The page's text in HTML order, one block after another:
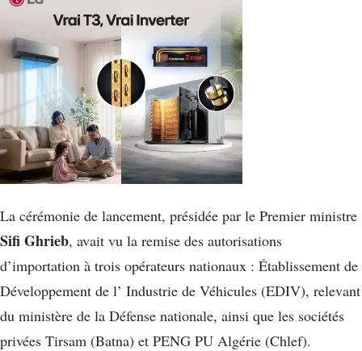
La cérémonie de lancement, présidée par le Premier ministre
Sifi Ghrieb, avait vu la remise des autorisations
d’importation à trois opérateurs nationaux : Établissement de
Développement de l’ Industrie de Véhicules (EDIV), relevant
du ministère de la Défense nationale, ainsi que les sociétés
privées Tirsam (Batna) et PENG PU Algérie (Chlef).